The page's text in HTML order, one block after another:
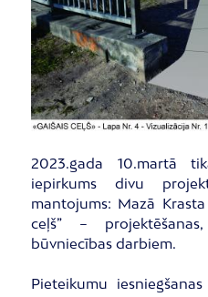
2023.gada 10.martā
iepirkums divu
mantojums: Mazā Krasta
ceļš” –
būvniecības darbiem.
Pieteikumu